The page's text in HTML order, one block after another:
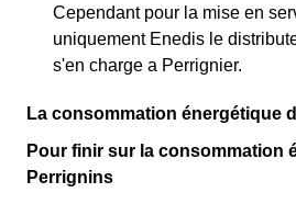
Cependant pour la mise en
uniquement Enedis le
s'en charge a Perrignier.
La consommation énergétique
Pour finir sur la consommation
Perrignins